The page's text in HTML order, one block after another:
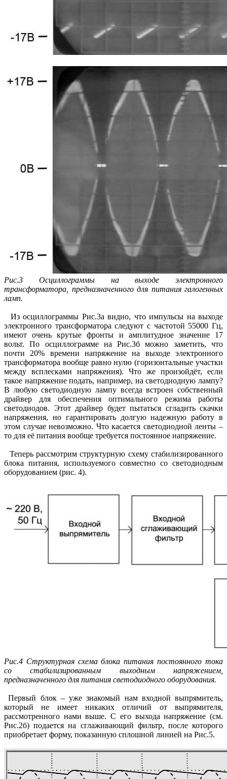
Рис.3 Осциллограммы на выходе электронного
трансформатора, предназначенного для питания галогенных
ламп.
Из осциллограммы Рис.3а видно, что импульсы на выходе
электронного трансформатора следуют с частотой 55000 Гц,
имеют очень крутые фронты и амплитудное значение 17
вольт. По осциллограмме на Рис.3б можно заметить, что
почти 20% времени напряжение на выходе электронного
трансформатора вообще равно нулю (горизонтальные участки
между всплесками напряжения). Что же произойдёт, если
такое напряжение подать, например, на светодиодную лампу?
В любую светодиодную лампу всегда встроен собственный
драйвер для обеспечения оптимального режима работы
светодиодов. Этот драйвер будет пытаться сгладить скачки
напряжения, но гарантировать долгую надежную работу в
этом случае невозможно. Что касается светодиодной ленты –
то для её питания вообще требуется постоянное напряжение.
Теперь рассмотрим структурную схему стабилизированного
блока питания, используемого совместно со светодиодным
оборудованием (рис. 4).
Рис.4 Структурная схема блока питания постоянного тока
со стабилизированным выходным напряжением,
предназначенного для питания светодиодного оборудования.
Первый блок – уже знакомый нам входной выпрямитель,
который не имеет никаких отличий от выпрямителя,
рассмотренного нами выше. С его выхода напряжение (см.
Рис.2б) подается на сглаживающий фильтр, после которого
приобретает форму, показанную сплошной линией на Рис.5.